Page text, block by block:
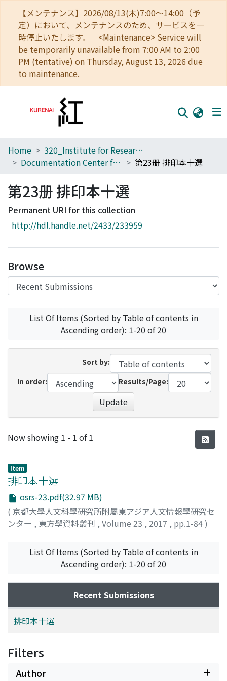
【メンテナンス】2026/08/13(木)7:00～14:00（予
定）において、メンテナンスのため、サービスを一
時停止いたします。 <Maintenance> Service will
be temporarily unavailable from 7:00 AM to 2:00
PM (tentative) on Thursday, August 13, 2026 due
to maintenance.
Home
Browse
Download Ranking
Access Statistics
Home
320_Institute for Research in Humanities
Documentation Center for Oriental Studies
第23册 排印本十選
第23册 排印本十選
Permanent URI for this collection
http://hdl.handle.net/2433/233959
Browse
List Of Items (Sorted by Table of contents in
Ascending order): 1-20 of 20
Sort by:
In order:
Results/Page:
Update
Recent Submissions
Now showing 1 - 1 of 1
Item
排印本十選
osrs-23.pdf(32.97 MB)
( 京都大學人文科學研究所附屬東アジア人文情報學研究セ
ンター , 東方學資料叢刊 , Volume 23 , 2017 , pp.1-84)
List Of Items (Sorted by Table of contents in
Ascending order): 1-20 of 20
Recent Submissions
排印本十選
Filters
Author